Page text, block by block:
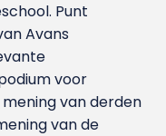
Punt
Avans
voor
van derden
van de